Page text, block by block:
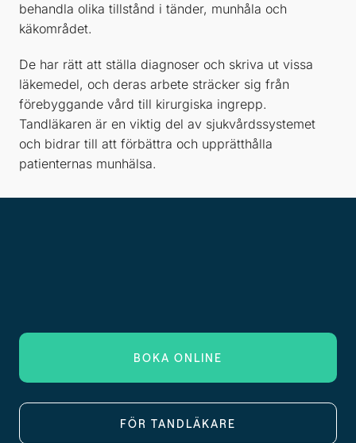
behandla olika tillstånd i tänder, munhåla och
käkområdet.
De har rätt att ställa diagnoser och skriva ut vissa
läkemedel, och deras arbete sträcker sig från
förebyggande vård till kirurgiska ingrepp.
Tandläkaren är en viktig del av sjukvårdssystemet
och bidrar till att förbättra och upprätthålla
patienternas munhälsa.
BOKA ONLINE
FÖR TANDLÄKARE